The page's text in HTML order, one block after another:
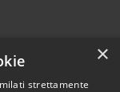
×
strettamente